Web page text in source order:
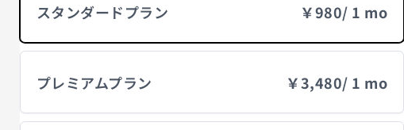
スタンダードプラン ￥980/ 1 mo
プレミアムプラン ￥3,480/ 1 mo